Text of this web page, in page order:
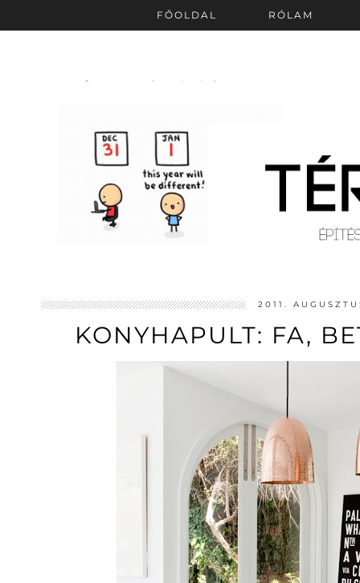
FŐOLDAL RÓLAM
2011.
KONYHAPULT: FA,